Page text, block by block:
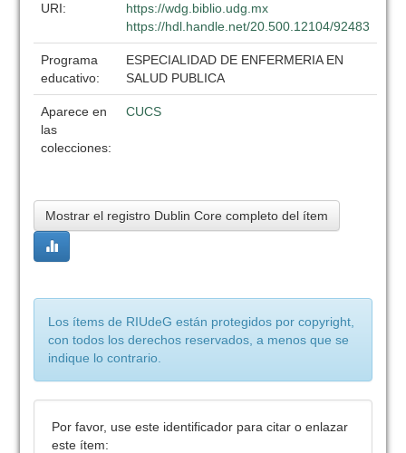
URI:
https://wdg.biblio.udg.mx
https://hdl.handle.net/20.500.12104/92483
Programa
educativo:
ESPECIALIDAD DE ENFERMERIA EN
SALUD PUBLICA
Aparece en
las
colecciones:
CUCS
Mostrar el registro Dublin Core completo del ítem
Los ítems de RIUdeG están protegidos por copyright,
con todos los derechos reservados, a menos que se
indique lo contrario.
Por favor, use este identificador para citar o enlazar
este ítem: